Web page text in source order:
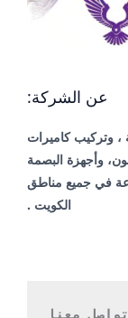
عن الشركة:
، وتركيب كاميرات
وأجهزة البصمة
بأرخص الأسعار خدمة 24 ساعة في جميع مناطق
الكويت .
تواصل معنا